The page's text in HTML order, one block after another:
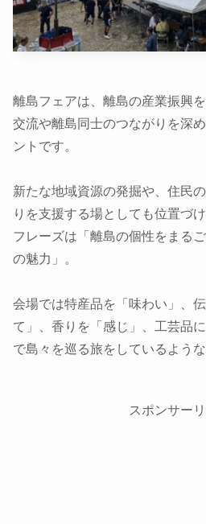
離島フェアは、離島の産業振興
交流や離島同士のつながりを深
ントです。
新たな地域資源の発掘や、住民
りを支援する場としても位置づ
フレーズは「離島の個性をまる
の魅力」。
会場では特産品を「味わい」、
て」、香りを「感じ」、工芸品
で島々を巡る旅をしているよう
スポンサー